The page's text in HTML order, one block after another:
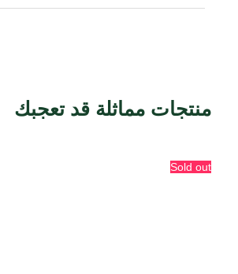
منتجات مماثلة قد تعجبك
Sold out